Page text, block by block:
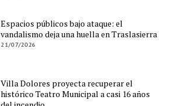
Espacios públicos bajo ataque: el
vandalismo deja una huella en Traslasierra
21/07/2026
Villa Dolores proyecta recuperar el
histórico Teatro Municipal a casi 16 años